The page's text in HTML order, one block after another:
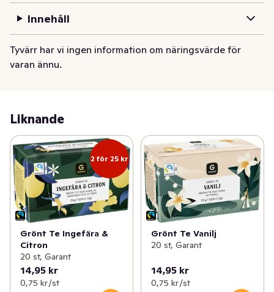
att det är framtaget med omtanke om både människor
Innehåll
Tyvärr har vi ingen information om näringsvärde för
varan ännu.
Liknande
2 för 25 kr
Grönt Te Ingefära &
Citron
20 st, Garant
14,95 kr
0,75 kr /st
Grönt Te Vanilj
20 st, Garant
14,95 kr
0,75 kr /st